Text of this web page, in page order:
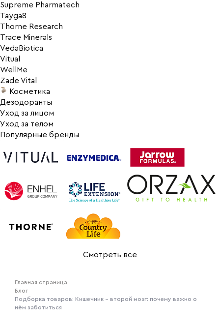
Supreme Pharmatech
Tayga8
Thorne Research
Trace Minerals
VedaBiotica
Vitual
WellMe
Zade Vital
Косметика
Дезодоранты
Уход за лицом
Уход за телом
Популярные бренды
Смотреть все
Главная страница
Блог
Подборка товаров: Кишечник - второй мозг: почему важно о
нём заботиться